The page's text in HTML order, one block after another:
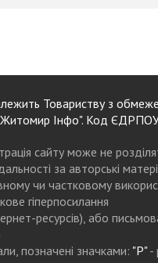
Товариству з
Житомир Інфо". Код
сайту може не
за авторські
чи частковому
гіперпосилання
ресурсів), або
позначені значками: "Р"-